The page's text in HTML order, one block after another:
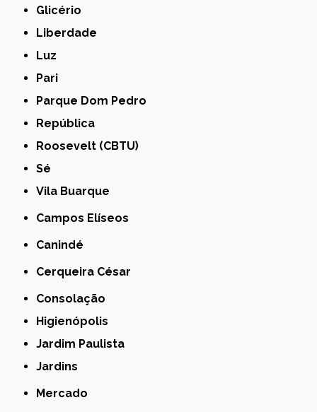
Glicério
Liberdade
Luz
Pari
Parque Dom Pedro
República
Roosevelt (CBTU)
Sé
Vila Buarque
Campos Elíseos
Canindé
Cerqueira César
Consolação
Higienópolis
Jardim Paulista
Jardins
Mercado